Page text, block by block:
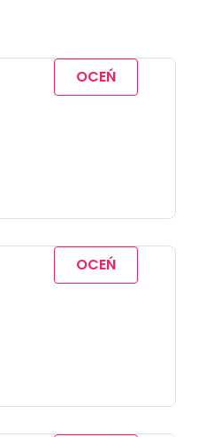
OCEŃ
OCEŃ